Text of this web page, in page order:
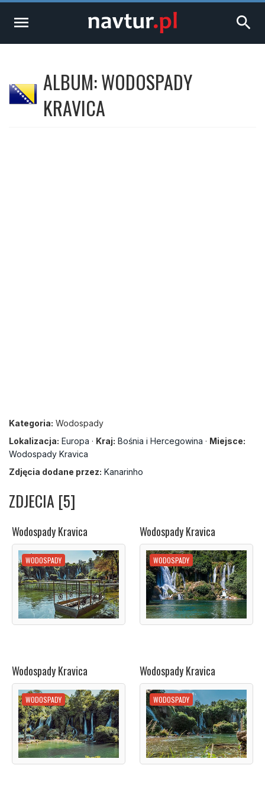
menu search
ALBUM: WODOSPADY
KRAVICA
Kategoria: Wodospady
Lokalizacja: Europa · Kraj: Bośnia i Hercegowina · Miejsce:
Wodospady Kravica
Zdjęcia dodane przez: Kanarinho
ZDJECIA [5]
Wodospady Kravica
WODOSPADY
Wodospady Kravica
WODOSPADY
Wodospady Kravica
WODOSPADY
Wodospady Kravica
WODOSPADY